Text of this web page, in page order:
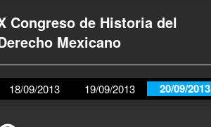
Congreso de Historia del
Mexicano
18/09/2013 19/09/2013 20/09/2013